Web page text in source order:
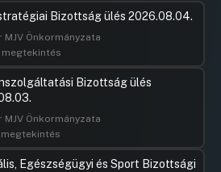
Bizottság ülés 2026.08.04.
MJV Önkormányzata
Bizottság ülés
MJV Önkormányzata
Egészségügyi és Sport Bizottsági